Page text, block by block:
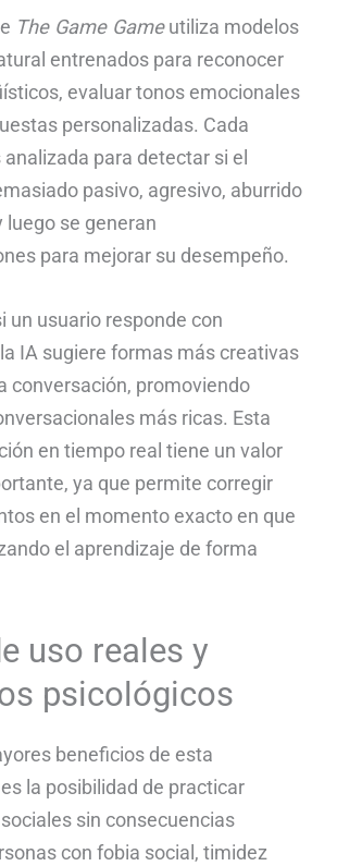
The Game Gameutiliza modelos
entrenados para reconocer
evaluar tonos emocionales
personalizadas. Cada
para detectar si el
pasivo, agresivo, aburrido
luego se generan
para mejorar su desempeño.
un usuario responde con
IA sugiere formas más creativas
conversación, promoviendo
más ricas. Esta
en tiempo real tiene un valor
ya que permite corregir
en el momento exacto en que
el aprendizaje de forma
uso reales y
psicológicos
beneficios de esta
la posibilidad de practicar
sin consecuencias
con fobia social, timidez